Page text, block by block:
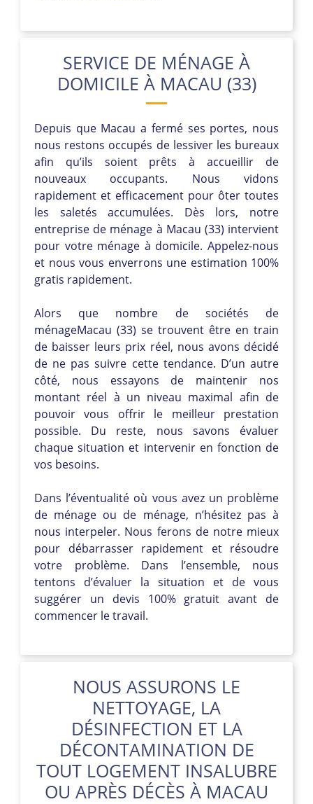
SERVICE DE MÉNAGE À
DOMICILE À MACAU (33)
Depuis que Macau a fermé ses portes, nous
nous restons occupés de lessiver les bureaux
afin qu’ils soient prêts à accueillir de
nouveaux occupants. Nous vidons
rapidement et efficacement pour ôter toutes
les saletés accumulées. Dès lors, notre
entreprise de ménage à Macau (33) intervient
pour votre ménage à domicile. Appelez-nous
et nous vous enverrons une estimation 100%
gratis rapidement.
Alors que nombre de sociétés de
ménageMacau (33) se trouvent être en train
de baisser leurs prix réel, nous avons décidé
de ne pas suivre cette tendance. D’un autre
côté, nous essayons de maintenir nos
montant réel à un niveau maximal afin de
pouvoir vous offrir le meilleur prestation
possible. Du reste, nous savons évaluer
chaque situation et intervenir en fonction de
vos besoins.
Dans l’éventualité où vous avez un problème
de ménage ou de ménage, n’hésitez pas à
nous interpeler. Nous ferons de notre mieux
pour débarrasser rapidement et résoudre
votre problème. Dans l’ensemble, nous
tentons d’évaluer la situation et de vous
suggérer un devis 100% gratuit avant de
commencer le travail.
NOUS ASSURONS LE
NETTOYAGE, LA
DÉSINFECTION ET LA
DÉCONTAMINATION DE
TOUT LOGEMENT INSALUBRE
OU APRÈS DÉCÈS À MACAU